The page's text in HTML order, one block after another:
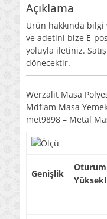
Açıklama
Ürün hakkında
ve adetini bize E-
yoluyla iletiniz.
dönecektir.
Werzalit Masa
Mdflam Masa
met9898 – Metal
Genişlik
Oturum